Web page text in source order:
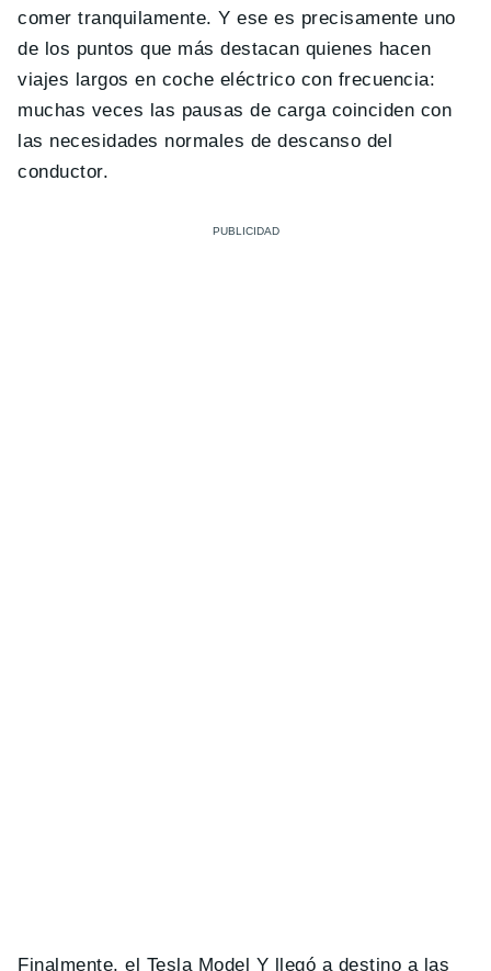
comer tranquilamente. Y ese es precisamente uno
de los puntos que más destacan quienes hacen
viajes largos en coche eléctrico con frecuencia:
muchas veces las pausas de carga coinciden con
las necesidades normales de descanso del
conductor.
Finalmente, el Tesla Model Y llegó a destino a las